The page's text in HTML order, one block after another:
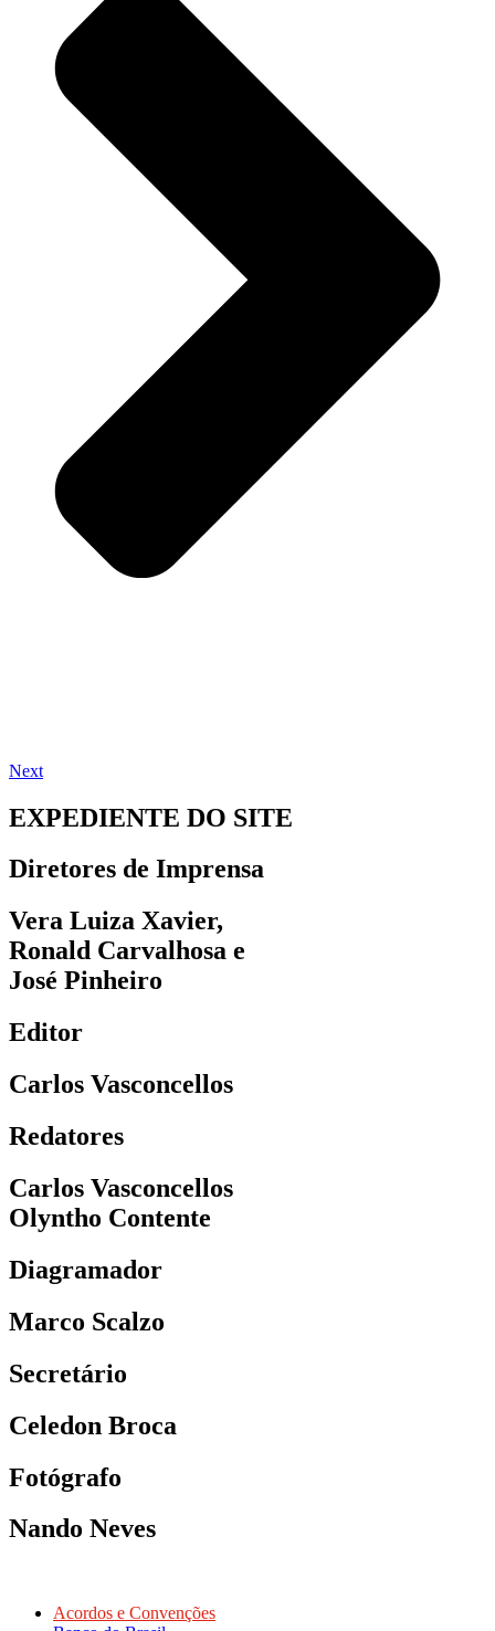
Next
EXPEDIENTE DO SITE
Diretores de Imprensa
Vera Luiza Xavier,
Ronald Carvalhosa e
José Pinheiro
Editor
Carlos Vasconcellos
Redatores
Carlos Vasconcellos
Olyntho Contente
Diagramador
Marco Scalzo
Secretário
Celedon Broca
Fotógrafo
Nando Neves
Acordos e Convenções